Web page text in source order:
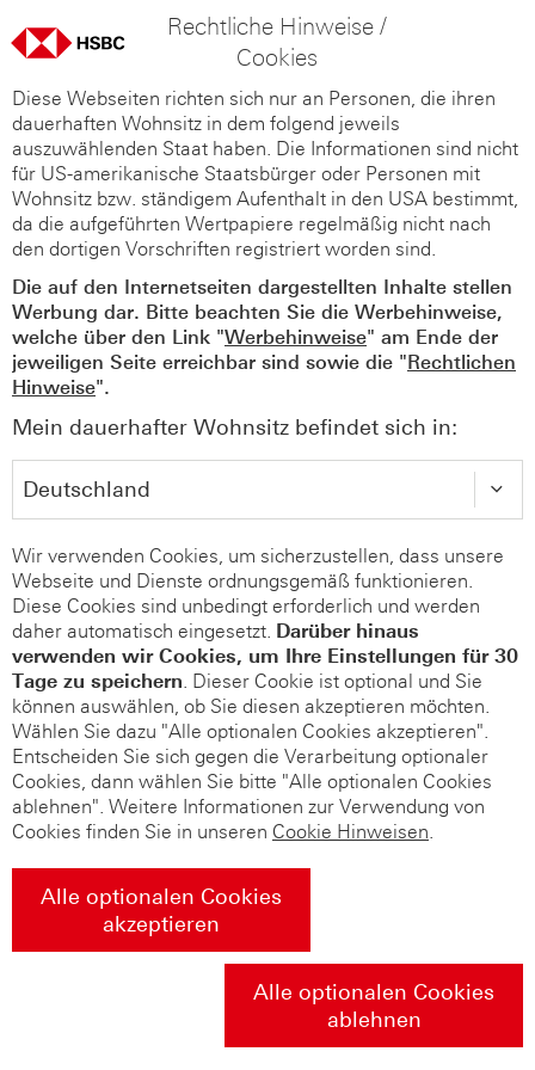
Rechtliche Hinweise /
Cookies
Diese Webseiten richten sich nur an Personen, die ihren
dauerhaften Wohnsitz in dem folgend jeweils
auszuwählenden Staat haben. Die Informationen sind nicht
für US-amerikanische Staatsbürger oder Personen mit
Wohnsitz bzw. ständigem Aufenthalt in den USA bestimmt,
da die aufgeführten Wertpapiere regelmäßig nicht nach
den dortigen Vorschriften registriert worden sind.
Die auf den Internetseiten dargestellten Inhalte stellen
Werbung dar. Bitte beachten Sie die Werbehinweise,
welche über den Link "Werbehinweise" am Ende der
jeweiligen Seite erreichbar sind sowie die "Rechtlichen
Hinweise".
Mein dauerhafter Wohnsitz befindet sich in:
Wir verwenden Cookies, um sicherzustellen, dass unsere
Webseite und Dienste ordnungsgemäß funktionieren.
Diese Cookies sind unbedingt erforderlich und werden
daher automatisch eingesetzt. Darüber hinaus
verwenden wir Cookies, um Ihre Einstellungen für 30
Tage zu speichern. Dieser Cookie ist optional und Sie
können auswählen, ob Sie diesen akzeptieren möchten.
Wählen Sie dazu "Alle optionalen Cookies akzeptieren".
Entscheiden Sie sich gegen die Verarbeitung optionaler
Cookies, dann wählen Sie bitte "Alle optionalen Cookies
ablehnen". Weitere Informationen zur Verwendung von
Cookies finden Sie in unseren Cookie Hinweisen.
Alle optionalen Cookies
akzeptieren
Alle optionalen Cookies
ablehnen